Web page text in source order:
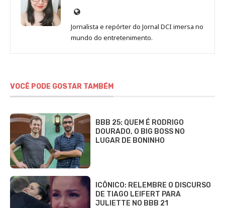
Site
de
Sara
Jornalista e repórter do Jornal DCI imersa no
mundo do entretenimento.
VOCÊ PODE GOSTAR TAMBÉM
BBB 25: QUEM É RODRIGO
DOURADO, O BIG BOSS NO
LUGAR DE BONINHO
ICÔNICO: RELEMBRE O DISCURSO
DE TIAGO LEIFERT PARA
JULIETTE NO BBB 21